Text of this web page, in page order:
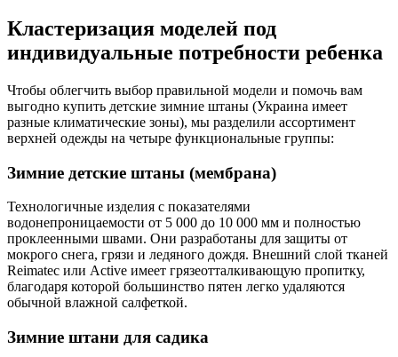
Кластеризация моделей под
индивидуальные потребности ребенка
Чтобы облегчить выбор правильной модели и помочь вам
выгодно купить детские зимние штаны (Украина имеет
разные климатические зоны), мы разделили ассортимент
верхней одежды на четыре функциональные группы:
Зимние детские штаны (мембрана)
Технологичные изделия с показателями
водонепроницаемости от 5 000 до 10 000 мм и полностью
проклеенными швами. Они разработаны для защиты от
мокрого снега, грязи и ледяного дождя. Внешний слой тканей
Reimatec или Active имеет грязеотталкивающую пропитку,
благодаря которой большинство пятен легко удаляются
обычной влажной салфеткой.
Зимние штани для садика